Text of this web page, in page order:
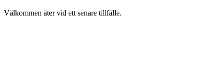
Välkommen åter vid ett senare tillfälle.